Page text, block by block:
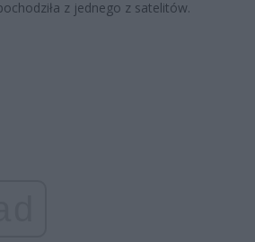
z jednego z satelitów.